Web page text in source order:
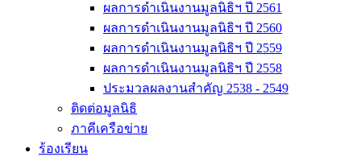
ผลการดำเนินงานมูลนิธิฯ ปี 2561
ผลการดำเนินงานมูลนิธิฯ ปี 2560
ผลการดำเนินงานมูลนิธิฯ ปี 2559
ผลการดำเนินงานมูลนิธิฯ ปี 2558
ประมวลผลงานสำคัญ 2538 - 2549
ติดต่อมูลนิธิ
ภาคีเครือข่าย
ร้องเรียน